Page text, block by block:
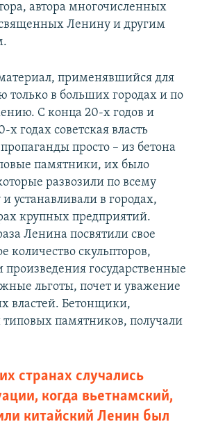
автора многочисленных
Ленину и другим
применявшийся для
только в больших городах и по
С конца 20-х годов и
х годах советская власть
просто – из бетона
памятники, их было
развозили по всему
устанавливали в городах,
крупных предприятий.
Ленина посвятили свое
количество скульпторов,
произведения государственные
льготы, почет и уважение
властей. Бетонщики,
типовых памятников, получали
странах случались
когда вьетнамский,
китайский Ленин был